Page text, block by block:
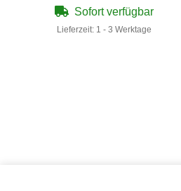
Sofort verfügbar
Lieferzeit: 1 - 3 Werktage